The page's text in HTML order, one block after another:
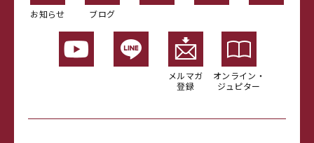
お知らせ ブログ
メルマガ
登録
オンライン・
ジュピター